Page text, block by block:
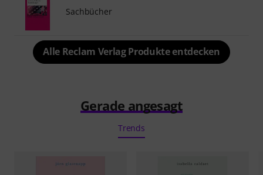
Sachbücher
Alle Reclam Verlag Produkte entdecken
Gerade angesagt
Trends